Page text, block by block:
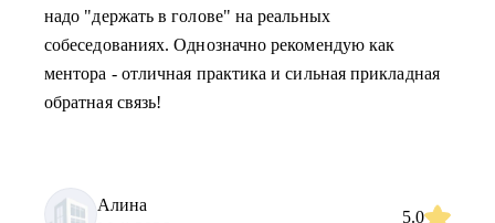
надо "держать в голове" на реальных
собеседованиях. Однозначно рекомендую как
ментора - отличная практика и сильная прикладная
обратная связь!
Алина
5.0